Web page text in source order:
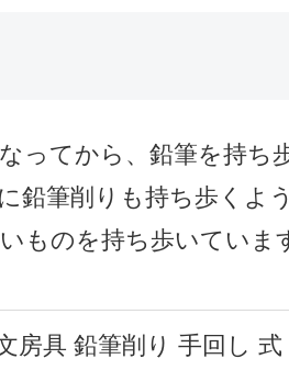
ってから、鉛筆を持ち
鉛筆削りも持ち歩くよ
ものを持ち歩いていま
房具 鉛筆削り 手回し